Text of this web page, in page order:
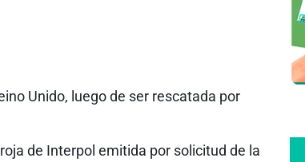
Unido, luego de ser rescatada por
de Interpol emitida por solicitud de la